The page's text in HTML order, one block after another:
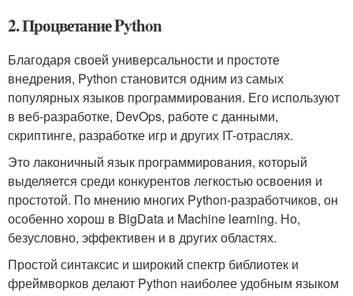
2. Процветание Python
Благодаря своей универсальности и простоте
внедрения, Python становится одним из самых
популярных языков программирования. Его используют
в веб-разработке, DevOps, работе с данными,
скриптинге, разработке игр и других IT-отраслях.
Это лаконичный язык программирования, который
выделяется среди конкурентов легкостью освоения и
простотой. По мнению многих Python-разработчиков, он
особенно хорош в BigData и Machine learning. Но,
безусловно, эффективен и в других областях.
Простой синтаксис и широкий спектр библиотек и
фреймворков делают Python наиболее удобным языком